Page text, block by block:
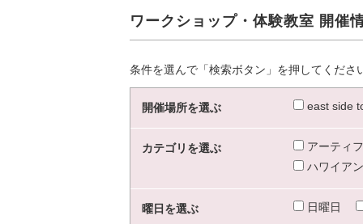
ワークショップ・体験教室 開催
条件を選んで「検索ボタン」を押してくださ
開催場所を選ぶ east side
カテゴリを選ぶ アーティ
ハワイア
曜日を選ぶ 日曜日